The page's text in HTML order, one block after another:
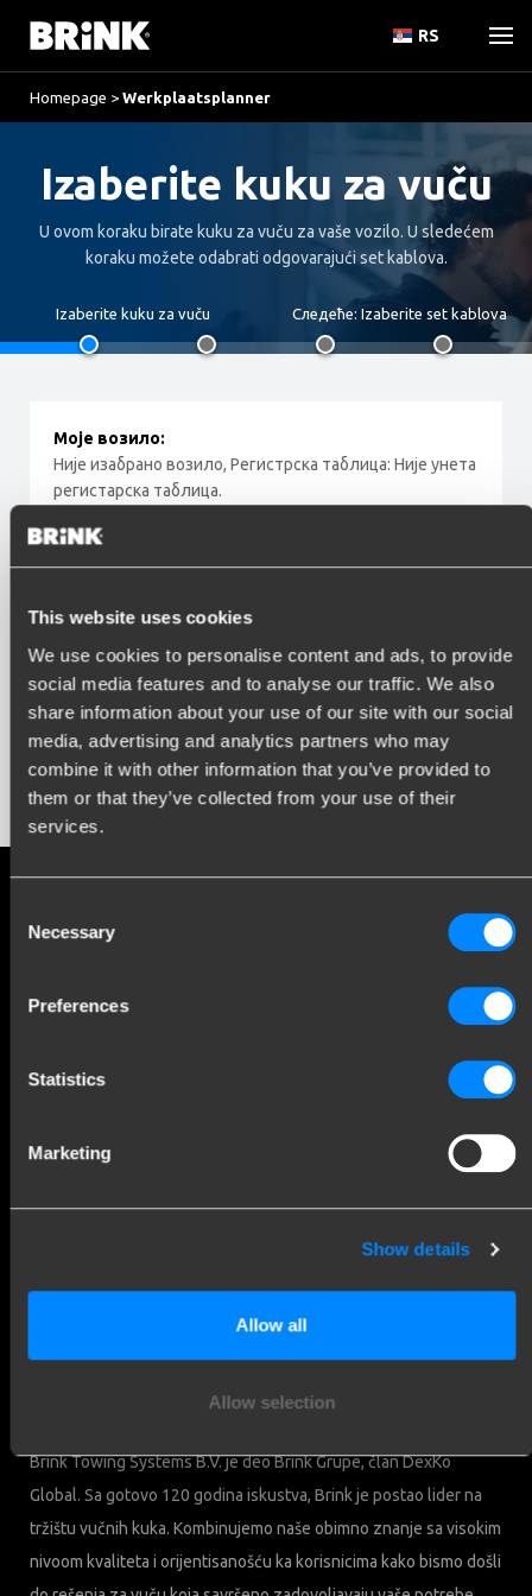
This website uses cookies
We use cookies to personalise content and ads, to provide
social media features and to analyse our traffic. We also
share information about your use of our site with our social
media, advertising and analytics partners who may
combine it with other information that you’ve provided to
them or that they’ve collected from your use of their
services.
Selection
Necessary
Preferences
Statistics
Marketing
Show details
Allow all
Allow selection
RS
Homepage > Werkplaatsplanner
Izaberite kuku za vuču
U ovom koraku birate kuku za vuču za vaše vozilo. U sledećem
koraku možete odabrati odgovarajući set kablova.
Izaberite kuku za vuču Следеће: Izaberite set kablova
Моје возило:
Није изабрано возило, Регистрска таблица: Није унета
регистарска таблица.
тренутно немамо куку за вучу за ово возило у нашем
монтажу у вашој близини да бисте истражили
могућности.
Претходни корак
Korisnički servis
Detalji o preduzeću
Industrieweg 5
Nederland
привредна комора: 05058752
ПДВ: NL805639123B01
Brink Towing Systems B.V. je deo Brink Grupe, član DexKo
Global. Sa gotovo 120 godina iskustva, Brink je postao lider na
tržištu vučnih kuka. Kombinujemo naše obimno znanje sa visokim
nivoom kvaliteta i orijentisanošću ka korisnicima kako bismo došli